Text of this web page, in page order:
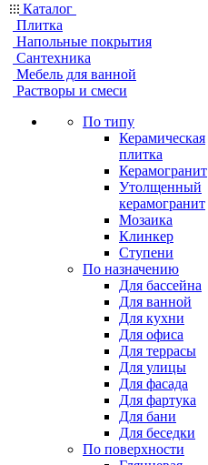
Каталог
Плитка
Напольные покрытия
Сантехника
Мебель для ванной
Растворы и смеси
По типу
Керамическая
плитка
Керамогранит
Утолщенный
керамогранит
Мозаика
Клинкер
Ступени
По назначению
Для бассейна
Для ванной
Для кухни
Для офиса
Для террасы
Для улицы
Для фасада
Для фартука
Для бани
Для беседки
По поверхности